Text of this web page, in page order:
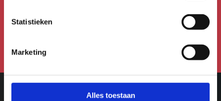
Statistieken
Marketing
Alles toestaan